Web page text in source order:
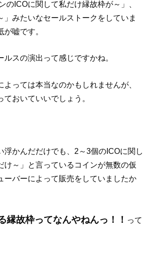
のICOに関して私だけ縁故枠が～」、
」みたいなセールストークをしていま
嘘です。
ルスの演出って感じですかね。
よっては本当なのかもしれませんが、
ておいていいでしょう。
浮かんだだけでも、2～3個のICOに関し
け～」と言っているコインが無数の仮
ーバーによって販売をしていましたか
縁故枠ってなんやねんっ！！ って